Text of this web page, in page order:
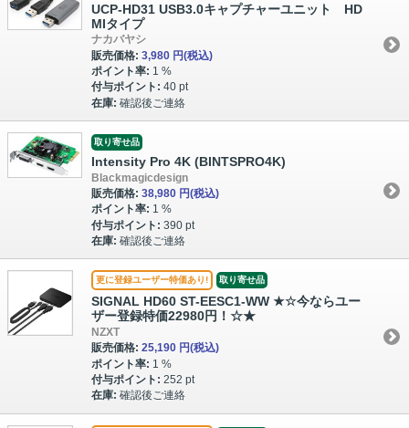
UCP-HD31 USB3.0キャプチャーユニット HD
MIタイプ
ナカバヤシ
販売価格: 3,980 円(税込)
ポイント率: 1 %
付与ポイント: 40 pt
在庫: 確認後ご連絡
取り寄せ品
Intensity Pro 4K (BINTSPRO4K)
Blackmagicdesign
販売価格: 38,980 円(税込)
ポイント率: 1 %
付与ポイント: 390 pt
在庫: 確認後ご連絡
更に登録ユーザー特価あり! 取り寄せ品
SIGNAL HD60 ST-EESC1-WW ★☆今ならユー
ザー登録特価22980円！☆★
NZXT
販売価格: 25,190 円(税込)
ポイント率: 1 %
付与ポイント: 252 pt
在庫: 確認後ご連絡